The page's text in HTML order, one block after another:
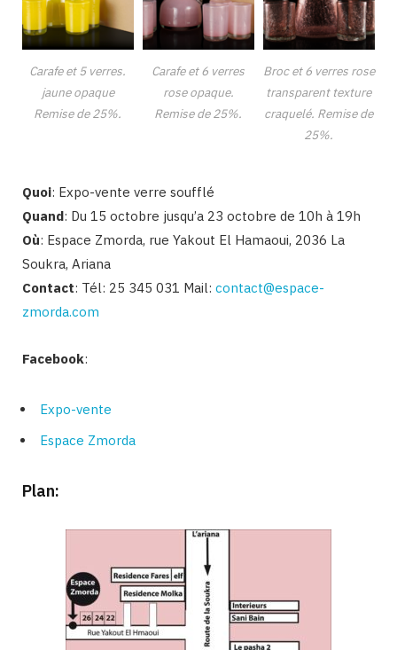
Carafe et 5 verres.
jaune opaque
Remise de 25%.
Carafe et 6 verres
rose opaque.
Remise de 25%.
Broc et 6 verres rose
transparent texture
craquelé. Remise de
25%.
Quoi: Expo-vente verre soufflé
Quand: Du 15 octobre jusqu’a 23 octobre de 10h à 19h
Où: Espace Zmorda, rue Yakout El Hamaoui, 2036 La
Soukra, Ariana
Contact: Tél: 25 345 031 Mail: contact@espace-
zmorda.com
Facebook:
Expo-vente
Espace Zmorda
Plan: